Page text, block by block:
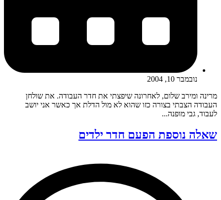
נובמבר 10, 2004
מרינה ומירב שלום, לאחרונה שיפצתי את חדר העבודה. את שולחן
העבודה הצבתי בצורה כזו שהוא לא מול הדלת אך כאשר אני יושב
לעבוד, גבי מופנה...
שאלה נוספת הפעם חדר ילדים